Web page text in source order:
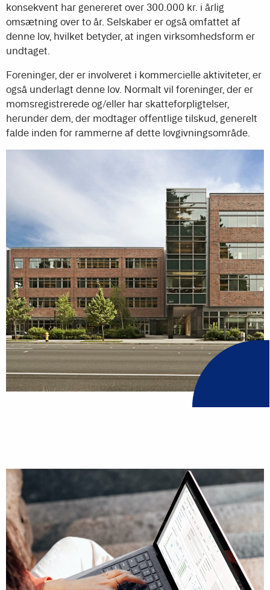
konsekvent har genereret over 300.000 kr. i årlig
omsætning over to år. Selskaber er også omfattet af
denne lov, hvilket betyder, at ingen virksomhedsform er
undtaget.
Foreninger, der er involveret i kommercielle aktiviteter, er
også underlagt denne lov. Normalt vil foreninger, der er
momsregistrerede og/eller har skatteforpligtelser,
herunder dem, der modtager offentlige tilskud, generelt
falde inden for rammerne af dette lovgivningsområde.